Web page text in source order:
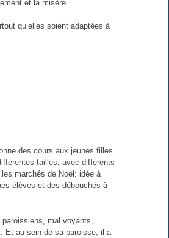
et la misère.
qu’elles soient adaptées à
des cours aux jeunes filles
tailles, avec différents
marchés de Noël: idée à
élèves et des débouchés à
mal voyants,
Et au sein de sa paroisse, il a